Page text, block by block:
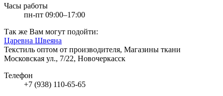
Часы работы
пн-пт 09:00–17:00
Так же Вам могут подойти:
Царевна Швеяна
Текстиль оптом от производителя, Магазины ткани
Московская ул., 7/22, Новочеркасск
Телефон
+7 (938) 110-65-65